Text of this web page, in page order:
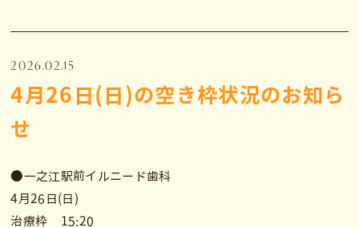
2026.02.15
4月26日(日)の空き枠状況のお知ら
せ
●一之江駅前イルニード歯科
4月26日(日)
治療枠 15:20